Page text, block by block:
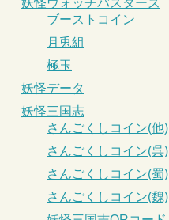
妖怪ウォッチバスターズ
ブーストコイン
月兎組
極玉
妖怪データ
妖怪三国志
さんごくしコイン(他)
さんごくしコイン(呉)
さんごくしコイン(蜀)
さんごくしコイン(魏)